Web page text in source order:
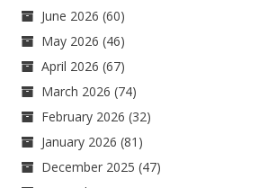
June 2026 (60)
May 2026 (46)
April 2026 (67)
March 2026 (74)
February 2026 (32)
January 2026 (81)
December 2025 (47)